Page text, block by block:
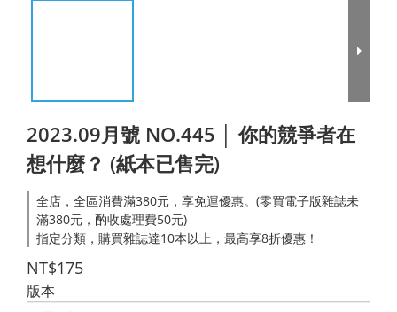
2023.09月號 NO.445 │ 你的競爭者在
想什麼？ (紙本已售完)
全店，全區消費滿380元，享免運優惠。(零買電子版雜誌未
滿380元，酌收處理費50元)
指定分類，購買雜誌達10本以上，最高享8折優惠！
NT$175
版本